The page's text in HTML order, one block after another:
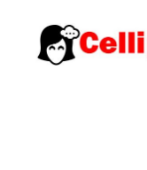
turinio